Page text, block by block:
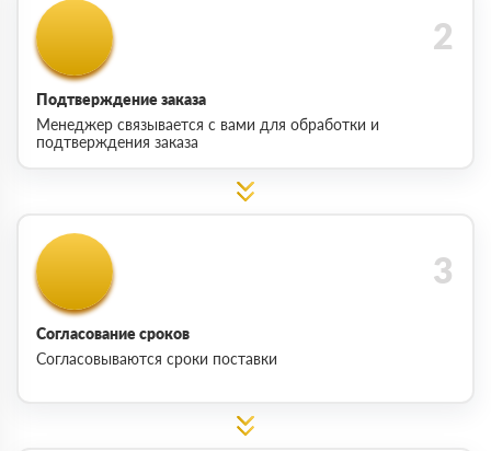
Подтверждение заказа
Менеджер связывается с вами для обработки и
подтверждения заказа
Согласование сроков
Согласовываются сроки поставки